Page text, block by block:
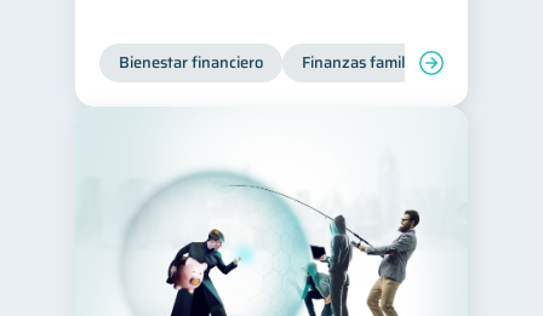
Bienestar financiero Finanzas familiares